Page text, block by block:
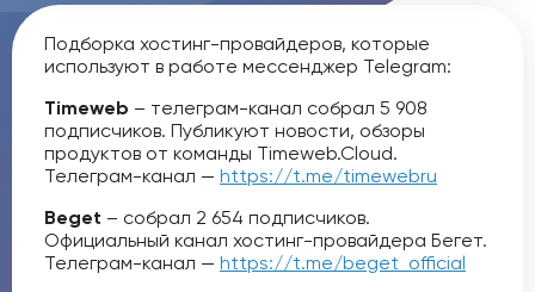
Подборка хостинг-провайдеров, которые
используют в работе мессенджер Telegram:
Timeweb – телеграм-канал собрал 5 908
подписчиков. Публикуют новости, обзоры
продуктов от команды Timeweb.Cloud.
Телеграм-канал — https://t.me/timewebru
Beget – собрал 2 654 подписчиков.
Официальный канал хостинг-провайдера Бегет.
Телеграм-канал — https://t.me/beget_official